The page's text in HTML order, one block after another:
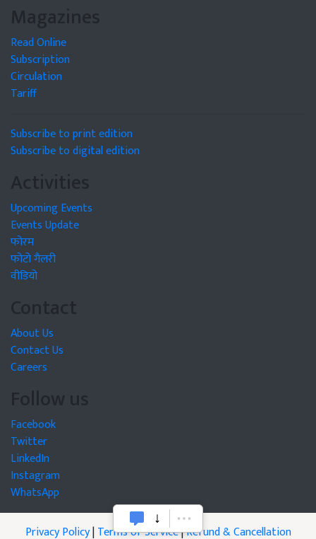
Magazines
Read Online
Subscription
Circulation
Tariff
Subscribe to print edition
Subscribe to digital edition
Activities
Upcoming Events
Events Update
फोरम
फोटो गैलरी
वीडियो
Contact
About Us
Contact Us
Careers
Follow us
Facebook
Twitter
LinkedIn
Instagram
WhatsApp
Privacy Policy|Terms of Service|Refund & Cancellation